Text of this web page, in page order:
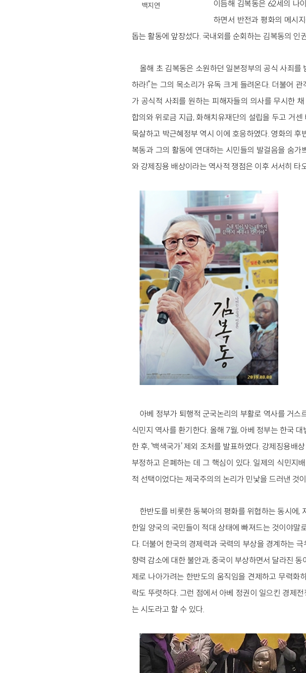
백지연
이듬해 김복동은 62세의 나
하면서 반전과 평화의 메시
돕는 활동에 앞장섰다. 국내외를 순회하는 김복동의 인
올해 초 김복동은 소원하던 일본정부의 공식 사죄
하라!”는 그의 목소리가 유독 크게 들려온다. 더불어
가 공식적 사죄를 원하는 피해자들의 의사를 무시한
합의와 위로금 지급, 화해치유재단의 설립을 두고 거
묵살하고 박근혜정부 역시 이에 호응하였다. 영화의
복동과 그의 활동에 연대하는 시민들의 발걸음을 숨
와 강제징용 배상이라는 역사적 쟁점은 이후 서서히
아베 정부가 퇴행적 군국논리의 부활로 역사를 거
식민지 역사를 환기한다. 올해 7월, 아베 정부는 한국
한 후, ‘백색국가’ 제외 조처를 발표하였다. 강제징용
부정하고 은폐하는 데 그 핵심이 있다. 일제의 식민지
적 선택이었다는 제국주의의 논리가 민낯을 드러낸 것
한반도를 비롯한 동북아의 평화를 위협하는 동시에,
한일 양국의 국민들이 적대 상태에 빠져드는 것이야
다. 더불어 한국의 경제력과 국력의 부상을 경계하는
향력 감소에 대한 불안과, 중국이 부상하면서 달라진
제로 나아가려는 한반도의 움직임을 견제하고 무력화
락도 뚜렷하다. 그런 점에서 아베 정권이 일으킨 경제
는 시도라고 할 수 있다.